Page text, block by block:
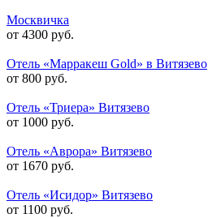
Москвичка
от 4300 руб.
Отель «Марракеш Gold» в Витязево
от 800 руб.
Отель «Триера» Витязево
от 1000 руб.
Отель «Аврора» Витязево
от 1670 руб.
Отель «Исидор» Витязево
от 1100 руб.